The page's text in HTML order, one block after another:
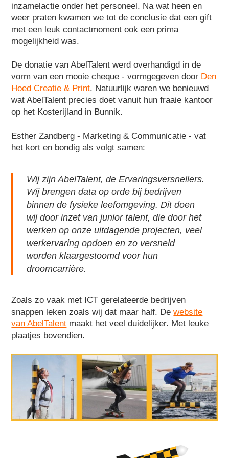
inzamelactie onder het personeel. Na wat heen en
weer praten kwamen we tot de conclusie dat een gift
met een leuk contactmoment ook een prima
mogelijkheid was.
De donatie van AbelTalent werd overhandigd in de
vorm van een mooie cheque - vormgegeven door Den
Hoed Creatie & Print. Natuurlijk waren we benieuwd
wat AbelTalent precies doet vanuit hun fraaie kantoor
op het Kosterijland in Bunnik.
Esther Zandberg - Marketing & Communicatie - vat
het kort en bondig als volgt samen:
Wij zijn AbelTalent, de Ervaringsversnellers.
Wij brengen data op orde bij bedrijven
binnen de fysieke leefomgeving. Dit doen
wij door inzet van junior talent, die door het
werken op onze uitdagende projecten, veel
werkervaring opdoen en zo versneld
worden klaargestoomd voor hun
droomcarrière.
Zoals zo vaak met ICT gerelateerde bedrijven
snappen leken zoals wij dat maar half. Dewebsite
van AbelTalent maakt het veel duidelijker. Met leuke
plaatjes bovendien.